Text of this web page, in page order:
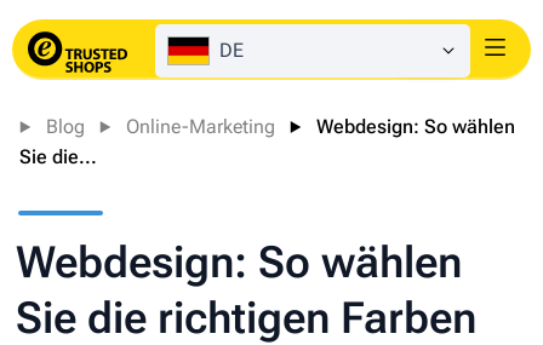
DE Login
Blog Online-Marketing
Webdesign: So wählen
Sie die...
Webdesign: So wählen
Sie die richtigen Farben